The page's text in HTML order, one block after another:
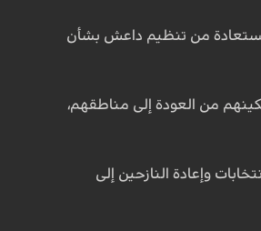
من تنظيم داعش بشأن
من العودة إلى مناطقهم،
لإجراء الانتخابات وإعادة النازحين إلى